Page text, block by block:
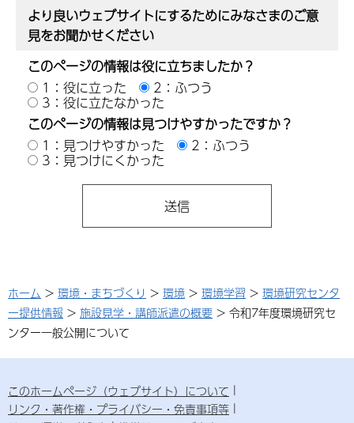
より良いウェブサイトにするためにみなさまのご意
見をお聞かせください
このページの情報は役に立ちましたか？
1：役に立った
2：ふつう
3：役に立たなかった
このページの情報は見つけやすかったですか？
1：見つけやすかった
2：ふつう
3：見つけにくかった
ホーム > 環境・まちづくり > 環境 > 環境学習 > 環境研究センタ
ー提供情報 > 施設見学・講師派遣の概要 > 令和7年度環境研究セ
ンター一般公開について
このホームページ（ウェブサイト）について
リンク・著作権・プライバシー・免責事項等